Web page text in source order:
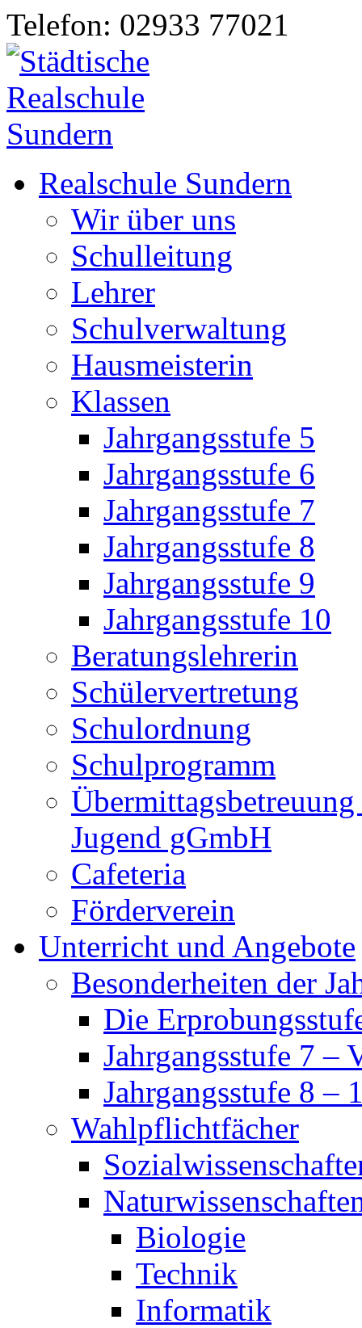
Telefon: 02933 77021
Realschule Sundern
Wir über uns
Schulleitung
Lehrer
Schulverwaltung
Hausmeisterin
Klassen
Jahrgangsstufe 5
Jahrgangsstufe 6
Jahrgangsstufe 7
Jahrgangsstufe 8
Jahrgangsstufe 9
Jahrgangsstufe 10
Beratungslehrerin
Schülervertretung
Schulordnung
Schulprogramm
Jugend gGmbH
Cafeteria
Förderverein
Unterricht und Angebote
Besonderheiten der
Die
Jahrgangsstufe 7 –
Jahrgangsstufe 8 –
Wahlpflichtfächer
Biologie
Technik
Informatik